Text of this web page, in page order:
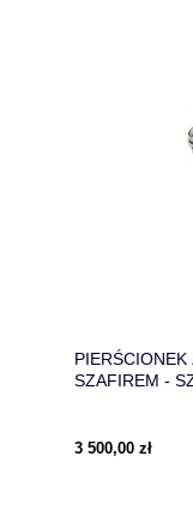
SZAFIREM -
3 500,00 zł